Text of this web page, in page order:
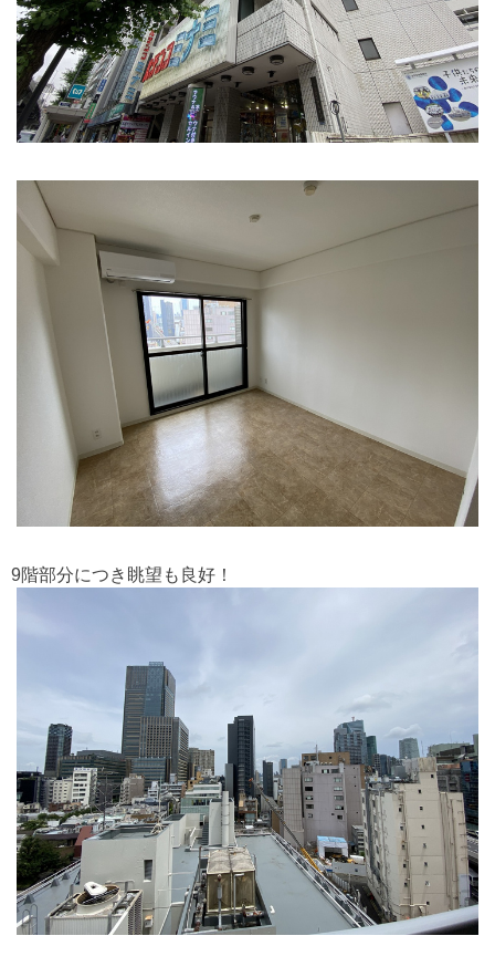
9階部分につき眺望も良好！